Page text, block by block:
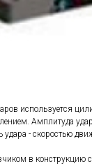
используется
Амплитуда
удара - скоростью
в конструкцию